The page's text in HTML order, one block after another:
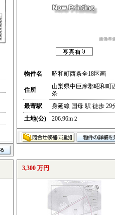
物件名 昭和町西条全18区画
住所
山梨県中巨摩郡昭和町
条
最寄駅
身延線 国母 駅 徒歩 29
土地(公)
206.96m 2
3,300 万円